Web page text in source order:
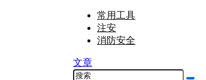
常用工具
注安
消防安全
文章